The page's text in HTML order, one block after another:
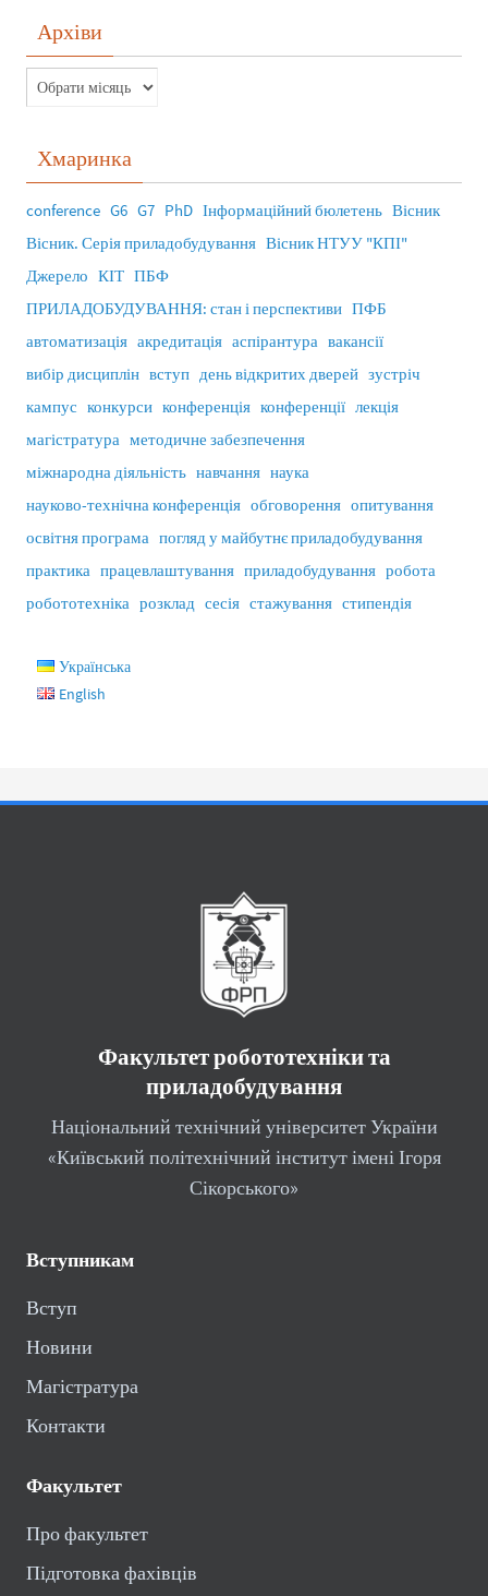
Архіви
Хмаринка
conference G6 G7 PhD Інформаційний бюлетень Вісник
Вісник. Серія приладобудування Вісник НТУУ "КПІ"
Джерело КІТ ПБФ
ПРИЛАДОБУДУВАННЯ: стан і перспективи ПФБ
автоматизація акредитація аспірантура вакансії
вибір дисциплін вступ день відкритих дверей зустріч
кампус конкурси конференція конференції лекція
магістратура методичне забезпечення
міжнародна діяльність навчання наука
науково-технічна конференція обговорення опитування
освітня програма погляд у майбутнє приладобудування
практика працевлаштування приладобудування робота
робототехніка розклад сесія стажування стипендія
Українська
English
Факультет робототехніки та
приладобудування
Національний технічний університет України
«Київський політехнічний інститут імені Ігоря
Сікорського»
Вступникам
Вступ
Новини
Магістратура
Контакти
Факультет
Про факультет
Підготовка фахівців